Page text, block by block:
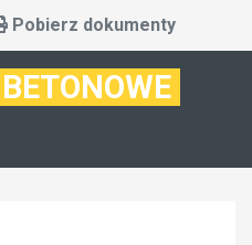
Pobierz dokumenty